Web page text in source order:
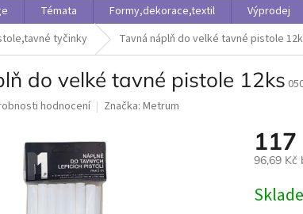
Témata Formy,dekorace,textil Výprodej
tyčinky Tavná náplň do velké tavné pistole
do velké tavné pistole 12ks
hodnocení Značka: Metrum
117
96,69 Kč
cena: